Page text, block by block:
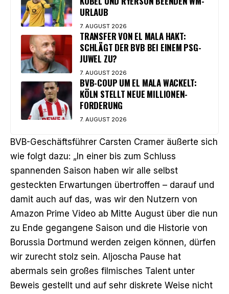
URLAUB
7. AUGUST 2026
TRANSFER VON EL MALA HAKT:
SCHLÄGT DER BVB BEI EINEM PSG-
JUWEL ZU?
7. AUGUST 2026
BVB-COUP UM EL MALA WACKELT:
KÖLN STELLT NEUE MILLIONEN-
FORDERUNG
7. AUGUST 2026
BVB-Geschäftsführer Carsten Cramer äußerte sich
wie folgt dazu: „In einer bis zum Schluss
spannenden Saison haben wir alle selbst
gesteckten Erwartungen übertroffen – darauf und
damit auch auf das, was wir den Nutzern von
Amazon Prime Video ab Mitte August über die nun
zu Ende gegangene Saison und die Historie von
Borussia Dortmund werden zeigen können, dürfen
wir zurecht stolz sein. Aljoscha Pause hat
abermals sein großes filmisches Talent unter
Beweis gestellt und auf sehr diskrete Weise nicht